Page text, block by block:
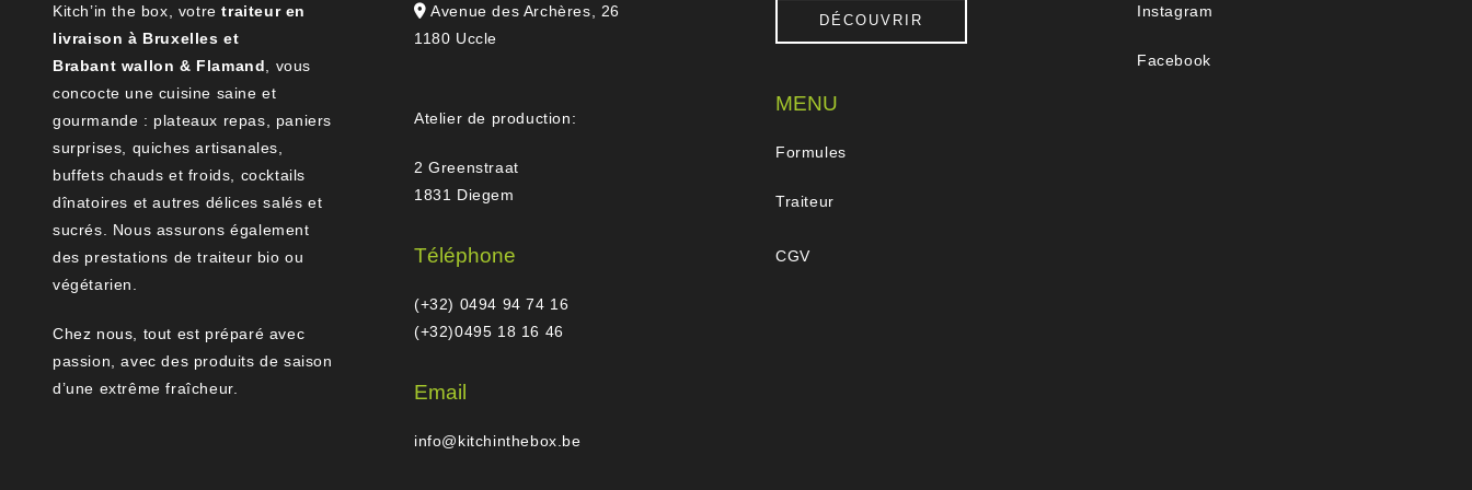
Kitch’in the box, votretraiteur en
livraison à Bruxelles et
Brabant wallon & Flamand , vous
concocte une cuisine saine et
gourmande : plateaux repas, paniers
surprises, quiches artisanales,
buffets chauds et froids, cocktails
dînatoires et autres délices salés et
sucrés. Nous assurons également
des prestations de traiteur bio ou
végétarien.
Chez nous, tout est préparé avec
passion, avec des produits de saison
d’une extrême fraîcheur.
Avenue des Archères, 26
1180 Uccle
Atelier de production:
2 Greenstraat
1831 Diegem
Téléphone
(+32) 0494 94 74 16
(+32)0495 18 16 46
Email
info@kitchinthebox.be
DÉCOUVRIR
MENU
Formules
Traiteur
CGV
Instagram
Facebook